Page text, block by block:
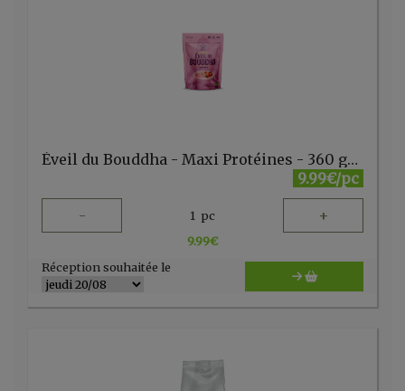
Éveil du Bouddha - Maxi Protéines - 360 gr Iswari
9.99€/pc
- 1 pc +
9.99€
Réception souhaitée le